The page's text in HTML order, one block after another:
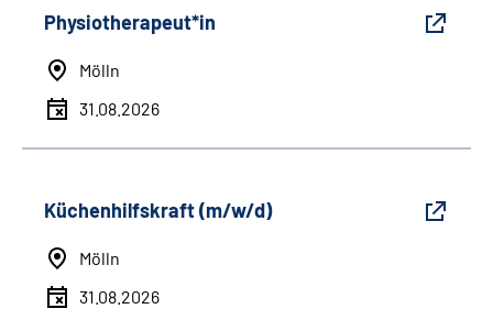
Physiotherapeut*in
Mölln
31.08.2026
Küchenhilfskraft (m/w/d)
Mölln
31.08.2026